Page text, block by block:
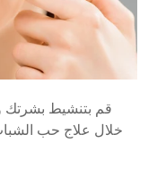
قم بتنشيط بشرتك
خلال علاج حب